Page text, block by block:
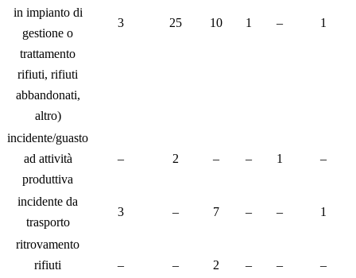
in impianto di
gestione o
trattamento
rifiuti, rifiuti
abbandonati,
altro)
3 25 10 1 – 1
incidente/guasto
ad attività
produttiva
– 2 – – 1 –
incidente da
trasporto
3 – 7 – – 1
ritrovamento
rifiuti
– – 2 – – –